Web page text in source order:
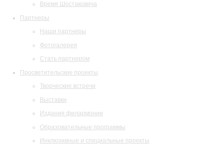
Время Шостаковича
Партнеры
Наши партнеры
Фотогалерея
Стать партнером
Просветительские проекты
Творческие встречи
Выставки
Издания филармонии
Образовательные программы
Инклюзивные и специальные проекты